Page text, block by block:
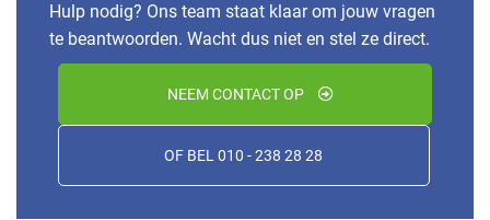
Hulp nodig? Ons team staat klaar om jouw vragen
te beantwoorden. Wacht dus niet en stel ze direct.
NEEM CONTACT OP
OF BEL 010 - 238 28 28